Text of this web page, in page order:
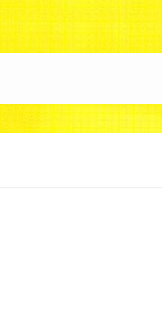
uzunokuni.com/